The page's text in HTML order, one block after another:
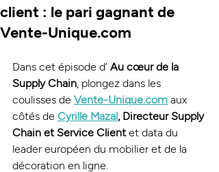
client : le pari gagnant de
Vente-Unique.com
Dans cet épisode d’ Au cœur de la
Supply Chain , plongez dans les
coulisses de Vente-Unique.com aux
côtés de Cyrille Mazal, Directeur Supply
Chain et Service Client et data du
leader européen du mobilier et de la
décoration en ligne.